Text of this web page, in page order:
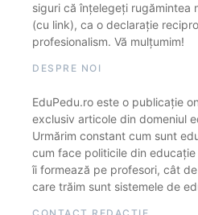
siguri că înțelegeți rugămintea
(cu link), ca o declarație
profesionalism. Vă mulțumim!
DESPRE NOI
EduPedu.ro este o publicație
exclusiv articole din domeniul
Urmărim constant cum sunt
cum face politicile din
îi formează pe profesori, cât
care trăim sunt sistemele de